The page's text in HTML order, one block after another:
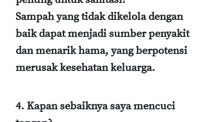
Sampah yang tidak dikelola dengan
baik dapat menjadi sumber penyakit
dan menarik hama, yang berpotensi
merusak kesehatan keluarga.
4. Kapan sebaiknya saya mencuci